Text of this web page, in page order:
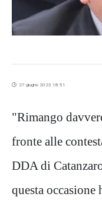
27 giugno 2023 18:51
"Rimango
fronte alle
DDA di
questa occasione